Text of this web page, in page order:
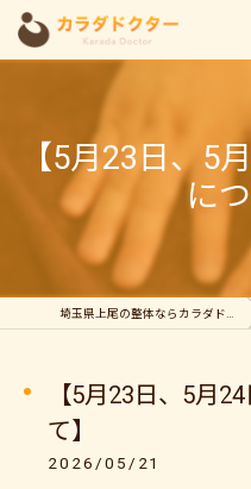
【5月23日、5
に
【5月23日、5月
て】
2026/05/21